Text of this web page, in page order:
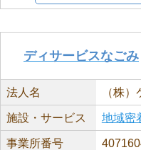
ディサービスなごみ
法人名 （株
施設・サービス 地域密
事業所番号